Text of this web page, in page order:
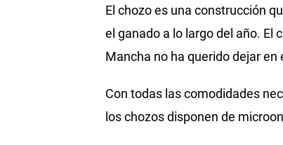
El chozo es una construcción
el ganado a lo largo del año. El
Mancha no ha querido dejar
Con todas las comodidades
los chozos disponen de